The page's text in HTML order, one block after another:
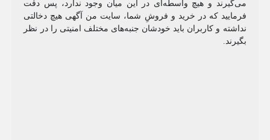
می‌گیرند و هیچ واسطه‌ای در این میان وجود ندارد، پس دقت
فرمایید که در خرید و فروشِ شما، سایت من آگهی هیچ دخالتی
نداشته و کاربران باید خودشان جنبه‌های مختلف امنیتی را در نظر
بگیرند.